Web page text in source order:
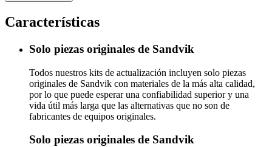
Características
Solo piezas originales de Sandvik
Todos nuestros kits de actualización incluyen solo piezas
originales de Sandvik con materiales de la más alta calidad,
por lo que puede esperar una confiabilidad superior y una
vida útil más larga que las alternativas que no son de
fabricantes de equipos originales.
Solo piezas originales de Sandvik